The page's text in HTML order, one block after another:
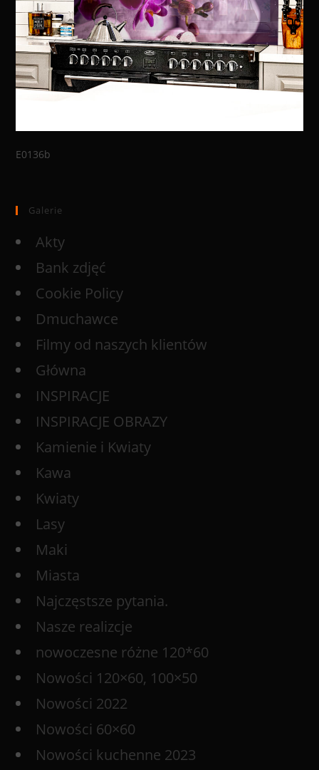
E0136b
Galerie
Akty
Bank zdjęć
Cookie Policy
Dmuchawce
Filmy od naszych klientów
Główna
INSPIRACJE
INSPIRACJE OBRAZY
Kamienie i Kwiaty
Kawa
Kwiaty
Lasy
Maki
Miasta
Najczęstsze pytania.
Nasze realizcje
nowoczesne różne 120*60
Nowości 120×60, 100×50
Nowości 2022
Nowości 60×60
Nowości kuchenne 2023